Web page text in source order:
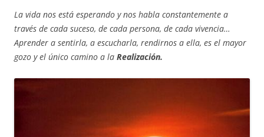
La vida nos está esperando y nos habla constantemente a
través de cada suceso, de cada persona, de cada vivencia…
Aprender a sentirla, a escucharla, rendirnos a ella, es el mayor
gozo y el único camino a la Realización.